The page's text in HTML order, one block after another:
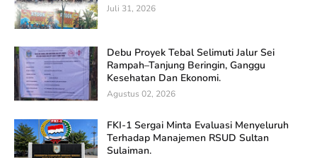
Juli 31, 2026
Debu Proyek Tebal Selimuti Jalur Sei
Rampah–Tanjung Beringin, Ganggu
Kesehatan Dan Ekonomi.
Agustus 02, 2026
FKI-1 Sergai Minta Evaluasi Menyeluruh
Terhadap Manajemen RSUD Sultan
Sulaiman.